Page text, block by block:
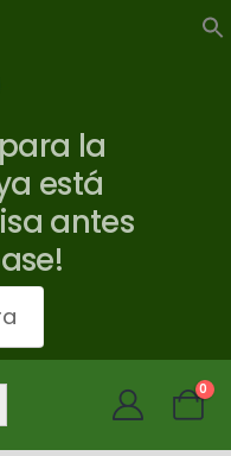
la
está
antes
búsqueda 0